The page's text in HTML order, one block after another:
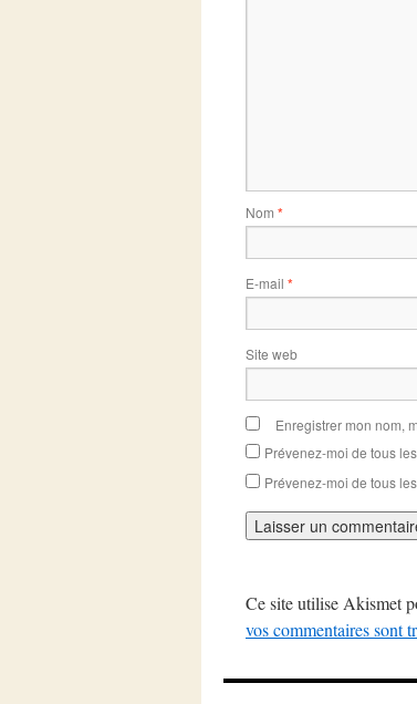
Nom *
E-mail *
Site web
Enregistrer mon nom,
Prévenez-moi de tous
Prévenez-moi de tous
Ce site utilise Akismet
vos commentaires sont